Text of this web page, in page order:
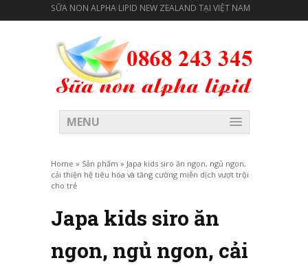
SỮA NON ALPHA LIPID NEW ZEALAND TẠI VIỆT NAM
MENU
Home » Sản phẩm » Japa kids siro ăn ngon, ngủ ngon,
cải thiện hệ tiêu hóa và tăng cường miễn dịch vượt trội
cho trẻ
Japa kids siro ăn
ngon, ngủ ngon, cải